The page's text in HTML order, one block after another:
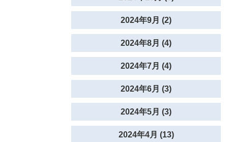
2024年9月 (2)
2024年8月 (4)
2024年7月 (4)
2024年6月 (3)
2024年5月 (3)
2024年4月 (13)